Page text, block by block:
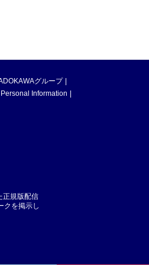
グループ
Information
正規版配信
クを掲示し